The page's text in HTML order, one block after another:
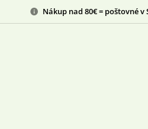
Nákup nad 80€ = poštovné v